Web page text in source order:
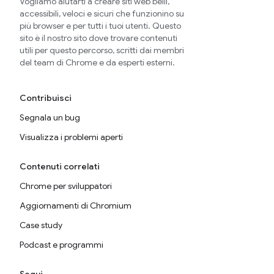
accessibili, veloci e sicuri che funzionino su
più browser e per tutti i tuoi utenti. Questo
sito è il nostro sito dove trovare contenuti
utili per questo percorso, scritti dai membri
del team di Chrome e da esperti esterni.
Contribuisci
Segnala un bug
Visualizza i problemi aperti
Contenuti correlati
Chrome per sviluppatori
Aggiornamenti di Chromium
Case study
Podcast e programmi